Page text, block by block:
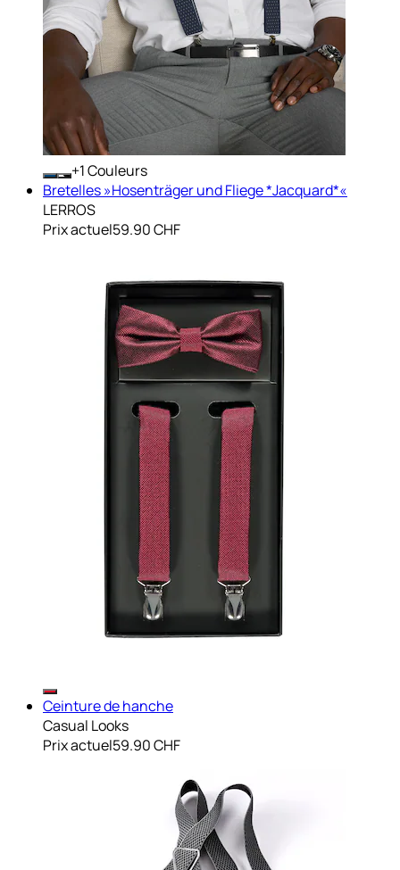
+ Couleurs
Bretelles »Hosenträger und Fliege *Jacquard*«
LERROS
Prix actuel59.90 CHF
Ceinture de hanche
Casual Looks
Prix actuel59.90 CHF